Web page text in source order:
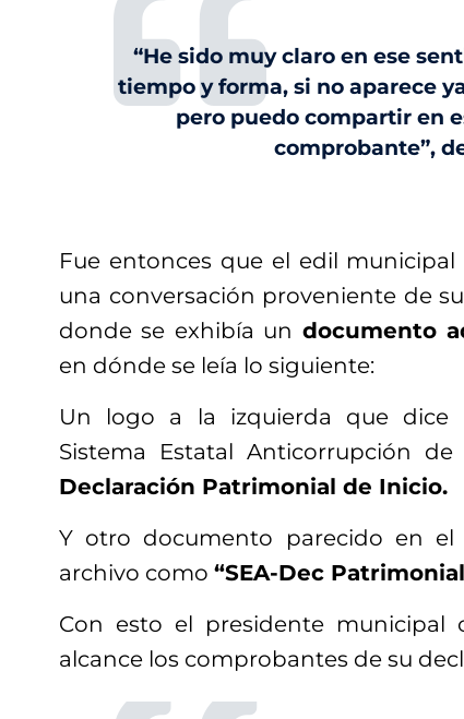
“He sido muy claro en ese
tiempo y forma, si no aparece
pero puedo compartir en
comprobante”,
Fue entonces que el edil
una conversación proveniente de
donde se exhibía un documento
en dónde se leía lo siguiente:
Un logo a la izquierda que dice
Sistema Estatal Anticorrupción de
Declaración Patrimonial de Inicio.
Y otro documento parecido en
archivo como “SEA-Dec
Con esto el presidente municipal
alcance los comprobantes de su